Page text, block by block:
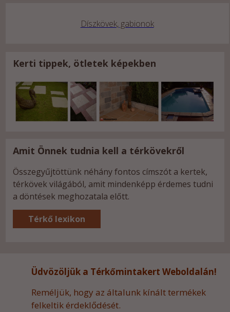
Díszkövek, gabionok
Kerti tippek, ötletek képekben
Amit Önnek tudnia kell a térkövekről
Összegyűjtöttünk néhány fontos címszót a kertek,
térkövek világából, amit mindenképp érdemes tudni
a döntések meghozatala előtt.
Térkő lexikon
Üdvözöljük a Térkőmintakert Weboldalán!
Reméljük, hogy az általunk kínált termékek
felkeltik érdeklődését.